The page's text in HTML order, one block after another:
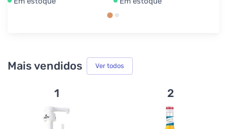
Mais vendidos Ver todos
1 2